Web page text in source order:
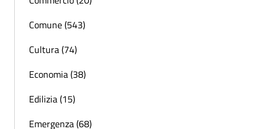
Comune (543)
Cultura (74)
Economia (38)
Edilizia (15)
Emergenza (68)